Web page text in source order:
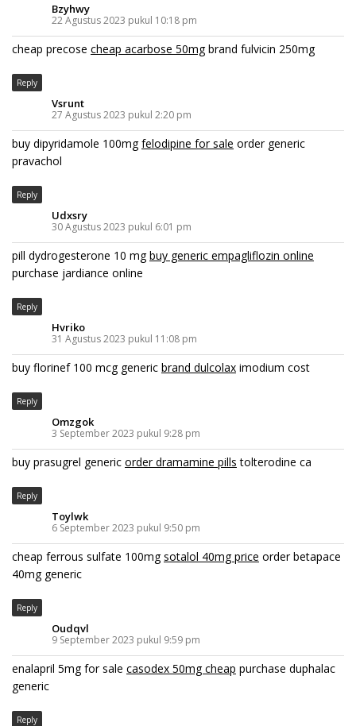
Bzyhwy
22 Agustus 2023 pukul 10:18 pm
cheap precose cheap acarbose 50mgbrand fulvicin 250mg
Reply
Vsrunt
27 Agustus 2023 pukul 2:20 pm
buy dipyridamole 100mgfelodipine for sale order generic
pravachol
Reply
Udxsry
30 Agustus 2023 pukul 6:01 pm
pill dydrogesterone 10 mgbuy generic empagliflozin online
purchase jardiance online
Reply
Hvriko
31 Agustus 2023 pukul 11:08 pm
buy florinef 100 mcg generic brand dulcolax imodium cost
Reply
Omzgok
3 September 2023 pukul 9:28 pm
buy prasugrel generic order dramamine pills tolterodine ca
Reply
Toylwk
6 September 2023 pukul 9:50 pm
cheap ferrous sulfate 100mgsotalol 40mg price order betapace
40mg generic
Reply
Oudqvl
9 September 2023 pukul 9:59 pm
enalapril 5mg for sale casodex 50mg cheap purchase duphalac
generic
Reply